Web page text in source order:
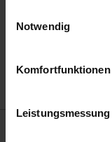
Ihre Einwilligung
Link „Cookie-
verwendeten
Daten finden Sie
Notwendig
Komfortfunktionen
Leistungsmessung